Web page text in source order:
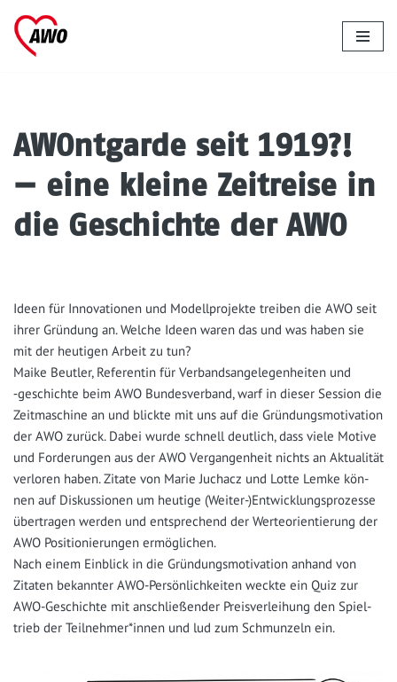
Zum
AWOntgarde seit 1919?!
— eine kleine Zeitreise in
die Geschichte der AWO
Ideen für Inno­va­tio­nen und Modell­pro­jek­te trei­ben die AWO seit
ihrer Grün­dung an. Wel­che Ideen waren das und was haben sie
mit der heu­ti­gen Arbeit zu tun?
Mai­ke Beut­ler, Refe­ren­tin für Ver­bands­an­ge­le­gen­hei­ten und
‑geschich­te beim AWO Bun­des­ver­band, warf in die­ser Ses­si­on die
Zeit­ma­schi­ne an und blick­te mit uns auf die Grün­dungs­mo­ti­va­ti­on
der AWO zurück. Dabei wur­de schnell deut­lich, dass vie­le Moti­ve
und For­de­run­gen aus der AWO Ver­gan­gen­heit nichts an Aktua­li­tät
ver­lo­ren haben. Zita­te von Marie Juchacz und Lot­te Lem­ke kön­
nen auf Dis­kus­sio­nen um heu­ti­ge (Weiter-)Entwicklungsprozesse
über­tra­gen wer­den und ent­spre­chend der Wer­te­ori­en­tie­rung der
AWO Posi­tio­nie­run­gen ermög­li­chen.
Nach einem Ein­blick in die Grün­dungs­mo­ti­va­ti­on anhand von
Zita­ten bekann­ter AWO-Per­sön­lich­kei­ten weck­te ein Quiz zur
AWO-Geschich­te mit anschlie­ßen­der Preis­ver­lei­hung den Spiel­
trieb der Teilnehmer*innen und lud zum Schmun­zeln ein.